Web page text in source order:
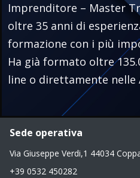
Imprenditore – Master
oltre 35 anni di
formazione con i più
Ha già formato oltre
line o direttamente nelle
Sede operativa
Via Giuseppe Verdi,1 44034
+39 0532 450282